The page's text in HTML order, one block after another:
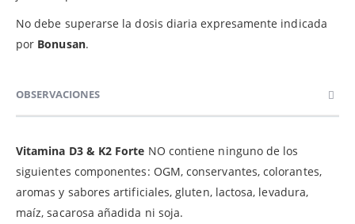
No debe superarse la dosis diaria expresamente indicada
por Bonusan.
OBSERVACIONES
Vitamina D3 & K2 Forte NO contiene ninguno de los
siguientes componentes: OGM, conservantes, colorantes,
aromas y sabores artificiales, gluten, lactosa, levadura,
maíz, sacarosa añadida ni soja.